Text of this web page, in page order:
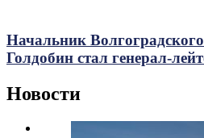
Начальник
Голдобин стал генерал-
Новости